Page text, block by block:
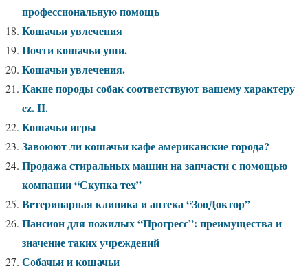
профессиональную помощь
Кошачьи увлечения
Почти кошачьи уши.
Кошачьи увлечения.
Какие породы собак соответствуют вашему характеру
cz. II.
Кошачьи игры
Завоюют ли кошачьи кафе американские города?
Продажа стиральных машин на запчасти с помощью
компании “Скупка тех”
Ветеринарная клиника и аптека “ЗооДоктор”
Пансион для пожилых “Прогресс”: преимущества и
значение таких учреждений
Собачьи и кошачьи